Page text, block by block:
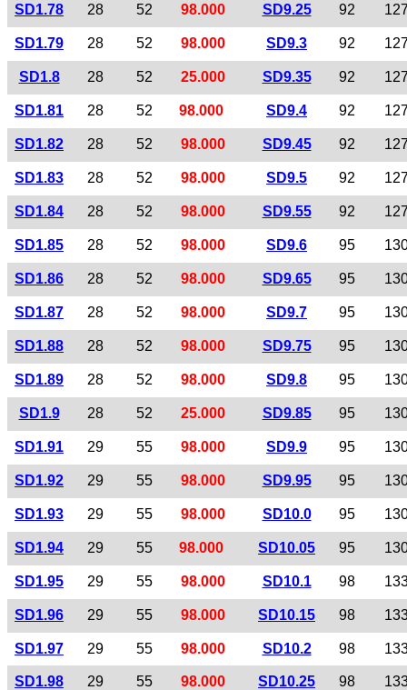
SD1.78 28 52 98.000 SD9.25 92
SD1.79 28 52 98.000 SD9.3 92
SD1.8 28 52 25.000 SD9.35 92
SD1.81 28 52 98.000 SD9.4 92
SD1.82 28 52 98.000 SD9.45 92
SD1.83 28 52 98.000 SD9.5 92
SD1.84 28 52 98.000 SD9.55 92
SD1.85 28 52 98.000 SD9.6 95
SD1.86 28 52 98.000 SD9.65 95
SD1.87 28 52 98.000 SD9.7 95
SD1.88 28 52 98.000 SD9.75 95
SD1.89 28 52 98.000 SD9.8 95
SD1.9 28 52 25.000 SD9.85 95
SD1.91 29 55 98.000 SD9.9 95
SD1.92 29 55 98.000 SD9.95 95
SD1.93 29 55 98.000 SD10.0 95
SD1.94 29 55 98.000 SD10.05 95
SD1.95 29 55 98.000 SD10.1 98
SD1.96 29 55 98.000 SD10.15 98
SD1.97 29 55 98.000 SD10.2 98
SD1.98 29 55 98.000 SD10.25 98